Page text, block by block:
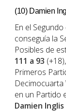
(10) Damien
En el
conseguía la
Posibles de
111 a 93
Primeros
Decimocuarta
en un Partido
Damien Inglis